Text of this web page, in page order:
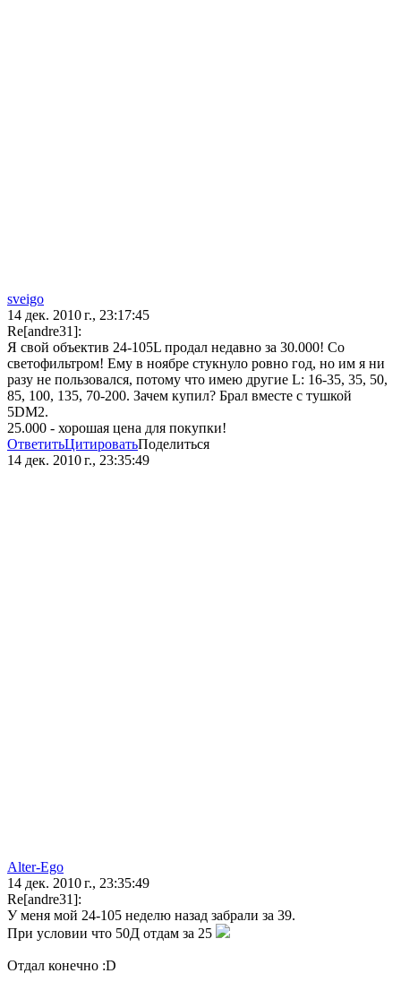
sveigo
14 дек. 2010 г., 23:17:45
Re[andre31]:
Я свой объектив 24-105L продал недавно за 30.000! Со
светофильтром! Ему в ноябре стукнуло ровно год, но им я ни
разу не пользовался, потому что имею другие L: 16-35, 35, 50,
85, 100, 135, 70-200. Зачем купил? Брал вместе с тушкой
5DM2.
25.000 - хорошая цена для покупки!
ОтветитьЦитироватьПоделиться
14 дек. 2010 г., 23:35:49
Alter-Ego
14 дек. 2010 г., 23:35:49
Re[andre31]:
У меня мой 24-105 неделю назад забрали за 39.
При условии что 50Д отдам за 25
Отдал конечно :D